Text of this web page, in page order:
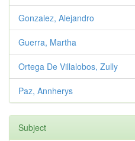
Gonzalez, Alejandro
Guerra, Martha
Ortega De Villalobos, Zully
Paz, Annherys
Subject